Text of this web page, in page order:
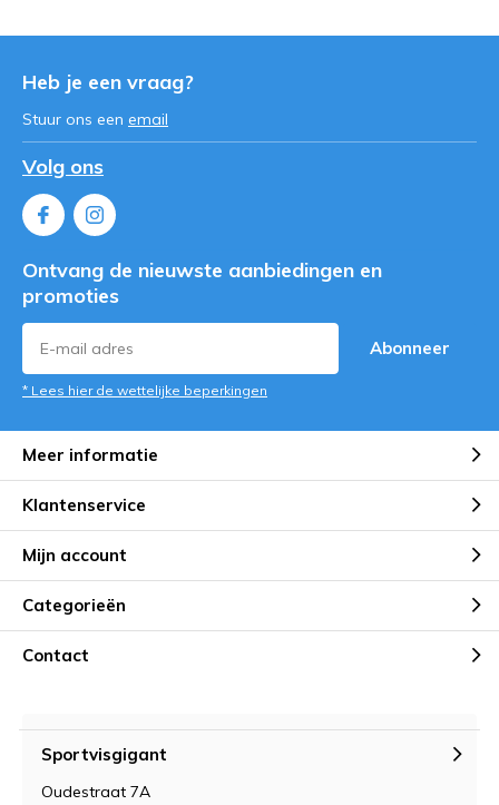
Heb je een vraag?
Stuur ons een email
Volg ons
Ontvang de nieuwste aanbiedingen en
promoties
Abonneer
* Lees hier de wettelijke beperkingen
Meer informatie
Klantenservice
Mijn account
Categorieën
Contact
Sportvisgigant
Oudestraat 7A